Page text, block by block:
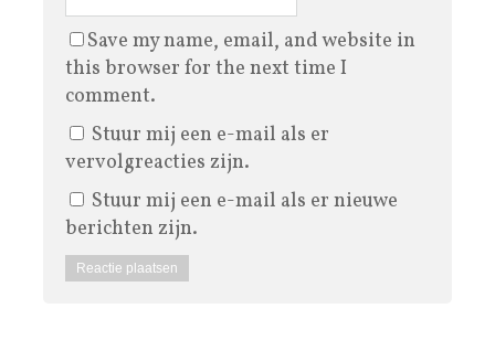
Save my name, email, and website in
this browser for the next time I
comment.
Stuur mij een e-mail als er
vervolgreacties zijn.
Stuur mij een e-mail als er nieuwe
berichten zijn.